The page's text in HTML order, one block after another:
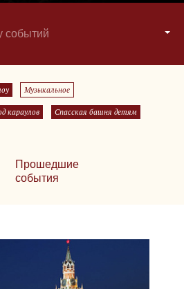
событий
Музыкальное
караулов Спасская башня детям
Прошедшие
события